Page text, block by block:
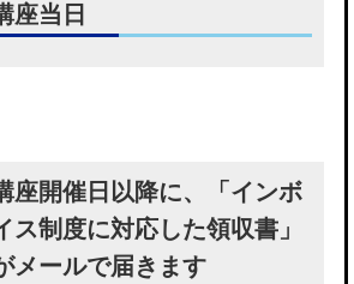
座当日
座開催日以降に、「インボ
ス制度に対応した領収書」
メールで届きます